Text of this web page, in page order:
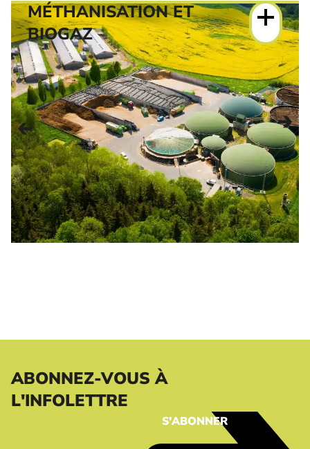
MÉTHANISATION ET
BIOGAZ
ABONNEZ-VOUS À
L'INFOLETTRE
S'ABONNER